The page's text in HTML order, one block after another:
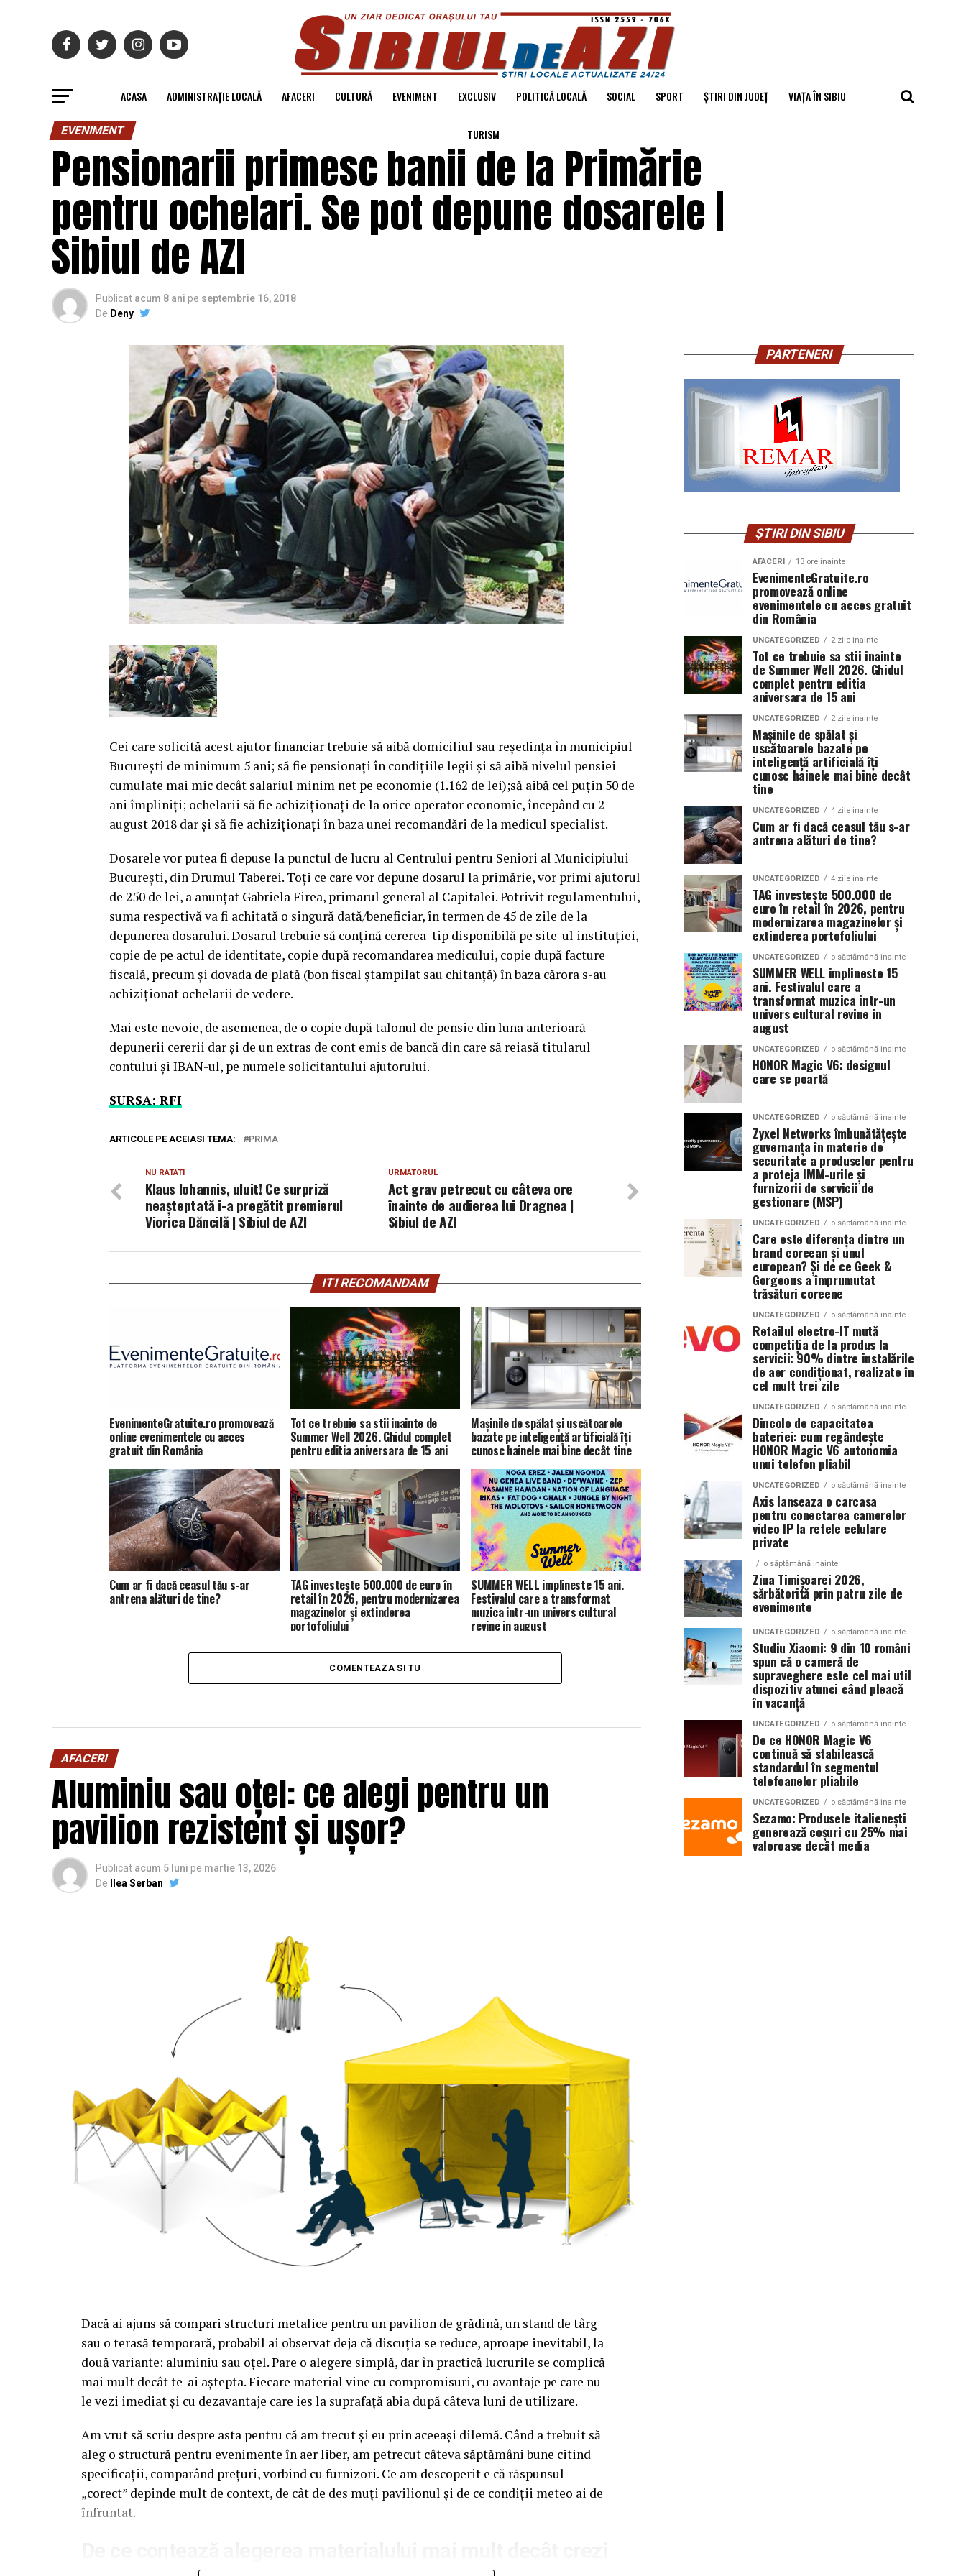
ACASA ADMINISTRAȚIE LOCALĂ AFACERI CULTURĂ EVENIMENT EXCLUSIV POLITICĂ LOCALĂ SOCIAL SPORT ȘTIRI DIN JUDEȚ VIAȚA ÎN SIBIU
TURISM
EVENIMENT
Pensionarii primesc banii de la Primărie
pentru ochelari. Se pot depune dosarele |
Sibiul de AZI
Publicat acum 8 ani pe septembrie 16, 2018
De Deny
Cei care solicită acest ajutor financiar trebuie să aibă domiciliul sau reşedinţa în municipiul
Bucureşti de minimum 5 ani; să fie pensionaţi în condiţiile legii şi să aibă nivelul pensiei
cumulate mai mic decât salariul minim net pe economie (1.162 de lei);să aibă cel puţin 50 de
ani împliniţi; ochelarii să fie achiziţionaţi de la orice operator economic, începând cu 2
august 2018 dar şi să fie achiziţionaţi în baza unei recomandări de la medicul specialist.
Dosarele vor putea fi depuse la punctul de lucru al Centrului pentru Seniori al Municipiului
Bucureşti, din Drumul Taberei. Toţi ce care vor depune dosarul la primărie, vor primi ajutorul
de 250 de lei, a anunţat Gabriela Firea, primarul general al Capitalei. Potrivit regulamentului,
suma respectivă va fi achitată o singură dată/beneficiar, în termen de 45 de zile de la
depunerea dosarului. Dosarul trebuie să conţină cererea tip disponibilă pe site-ul instituţiei,
copie de pe actul de identitate, copie după recomandarea medicului, copie după facture
fiscală, precum şi dovada de plată (bon fiscal ştampilat sau chitanţă) în baza cărora s-au
achiziţionat ochelarii de vedere.
Mai este nevoie, de asemenea, de o copie după talonul de pensie din luna anterioară
depunerii cererii dar şi de un extras de cont emis de bancă din care să reiasă titularul
contului şi IBAN-ul, pe numele solicitantului ajutorului.
SURSA: RFI
ARTICOLE PE ACEIASI TEMA: PRIMA
URMATORUL
Act grav petrecut cu câteva ore
înainte de audierea lui Dragnea |
Sibiul de AZI
NU RATATI
Klaus Iohannis, uluit! Ce surpriză
neașteptată i-a pregătit premierul
Viorica Dăncilă | Sibiul de AZI
ITI RECOMANDAM
EvenimenteGratuite.ro promovează
online evenimentele cu acces
gratuit din România
Tot ce trebuie sa stii inainte de
Summer Well 2026. Ghidul complet
pentru editia aniversara de 15 ani
Mașinile de spălat și uscătoarele
bazate pe inteligență artificială îți
cunosc hainele mai bine decât tine
Cum ar fi dacă ceasul tău s-ar
antrena alături de tine?
TAG investește 500.000 de euro în
retail în 2026, pentru modernizarea
magazinelor și extinderea
portofoliului
SUMMER WELL implineste 15 ani.
Festivalul care a transformat
muzica intr-un univers cultural
revine in august
COMENTEAZA SI TU
AFACERI
Aluminiu sau oțel: ce alegi pentru un
pavilion rezistent și ușor?
Publicat acum 5 luni pe martie 13, 2026
De
Ilea Serban
Dacă ai ajuns să compari structuri metalice pentru un pavilion de grădină, un stand de târg
sau o terasă temporară, probabil ai observat deja că discuția se reduce, aproape inevitabil, la
două variante: aluminiu sau oțel. Pare o alegere simplă, dar în practică lucrurile se complică
mai mult decât te-ai aștepta. Fiecare material vine cu compromisuri, cu avantaje pe care nu
le vezi imediat și cu dezavantaje care ies la suprafață abia după câteva luni de utilizare.
Am vrut să scriu despre asta pentru că am trecut și eu prin aceeași dilemă. Când a trebuit să
aleg o structură pentru evenimente în aer liber, am petrecut câteva săptămâni bune citind
specificații, comparând prețuri, vorbind cu furnizori. Ce am descoperit e că răspunsul
„corect” depinde mult de context, de cât de des muți pavilionul și de ce condiții meteo ai de
înfruntat.
PARTENERI
ȘTIRI DIN SIBIU
AFACERI 13 ore inainte
EvenimenteGratuite.ro
promovează online
evenimentele cu acces gratuit
din România
UNCATEGORIZED 2 zile inainte
Tot ce trebuie sa stii inainte
de Summer Well 2026. Ghidul
complet pentru editia
aniversara de 15 ani
UNCATEGORIZED 2 zile inainte
Mașinile de spălat și
uscătoarele bazate pe
inteligență artificială îți
cunosc hainele mai bine decât
tine
UNCATEGORIZED 4 zile inainte
Cum ar fi dacă ceasul tău s-ar
antrena alături de tine?
UNCATEGORIZED 4 zile inainte
TAG investește 500.000 de
euro în retail în 2026, pentru
modernizarea magazinelor și
extinderea portofoliului
UNCATEGORIZED o săptămână inainte
SUMMER WELL implineste 15
ani. Festivalul care a
transformat muzica intr-un
univers cultural revine in
august
UNCATEGORIZED o săptămână inainte
HONOR Magic V6: designul
care se poartă
UNCATEGORIZED o săptămână inainte
Zyxel Networks îmbunătățește
guvernanța în materie de
securitate a produselor pentru
a proteja IMM-urile și
furnizorii de servicii de
gestionare (MSP)
UNCATEGORIZED o săptămână inainte
Care este diferența dintre un
brand coreean și unul
european? Și de ce Geek &
Gorgeous a împrumutat
trăsături coreene
UNCATEGORIZED o săptămână inainte
Retailul electro-IT mută
competiția de la produs la
servicii: 90% dintre instalările
de aer condiționat, realizate în
cel mult trei zile
UNCATEGORIZED o săptămână inainte
Dincolo de capacitatea
bateriei: cum regândește
HONOR Magic V6 autonomia
unui telefon pliabil
UNCATEGORIZED o săptămână inainte
Axis lanseaza o carcasa
pentru conectarea camerelor
video IP la retele celulare
private
o săptămână inainte
Ziua Timișoarei 2026,
sărbătorită prin patru zile de
evenimente
UNCATEGORIZED o săptămână inainte
Studiu Xiaomi: 9 din 10 români
spun că o cameră de
supraveghere este cel mai util
dispozitiv atunci când pleacă
în vacanță
UNCATEGORIZED o săptămână inainte
De ce HONOR Magic V6
continuă să stabilească
standardul în segmentul
telefoanelor pliabile
UNCATEGORIZED o săptămână inainte
Sezamo: Produsele italienești
generează coșuri cu 25% mai
valoroase decât media